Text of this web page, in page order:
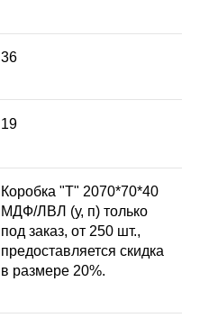
36
19
Коробка "Т" 2070*70*40
МДФ/ЛВЛ (у, п) только
под заказ, от 250 шт.,
предоставляется скидка
в размере 20%.